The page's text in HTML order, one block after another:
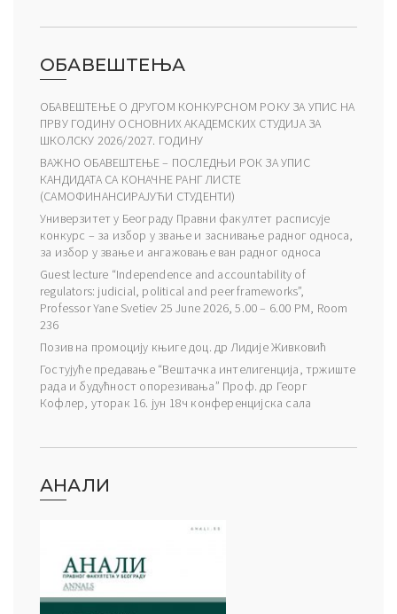
ОБАВЕШТЕЊА
ОБАВЕШТЕЊЕ О ДРУГОМ КОНКУРСНОМ РОКУ ЗА УПИС НА
ПРВУ ГОДИНУ ОСНОВНИХ АКАДЕМСКИХ СТУДИЈА ЗА
ШКОЛСКУ 2026/2027. ГОДИНУ
ВАЖНО ОБАВЕШТЕЊЕ – ПОСЛЕДЊИ РОК ЗА УПИС
КАНДИДАТА СА КОНАЧНЕ РАНГ ЛИСТЕ
(САМОФИНАНСИРАЈУЋИ СТУДЕНТИ)
Универзитет у Београду Правни факултет расписује
конкурс – за избор у звање и заснивање радног односа,
за избор у звање и ангажовање ван радног односа
Guest lecture “Independence and accountability of
regulators: judicial, political and peer frameworks”,
Professor Yane Svetiev 25 June 2026, 5.00 – 6.00 PM, Room
236
Позив на промоцију књиге доц. др Лидије Живковић
Гостујуће предавање “Вештачка интелигенција, тржиште
рада и будућност опорезивања” Проф. др Георг
Кофлер, уторак 16. јун 18ч конференцијска сала
АНАЛИ